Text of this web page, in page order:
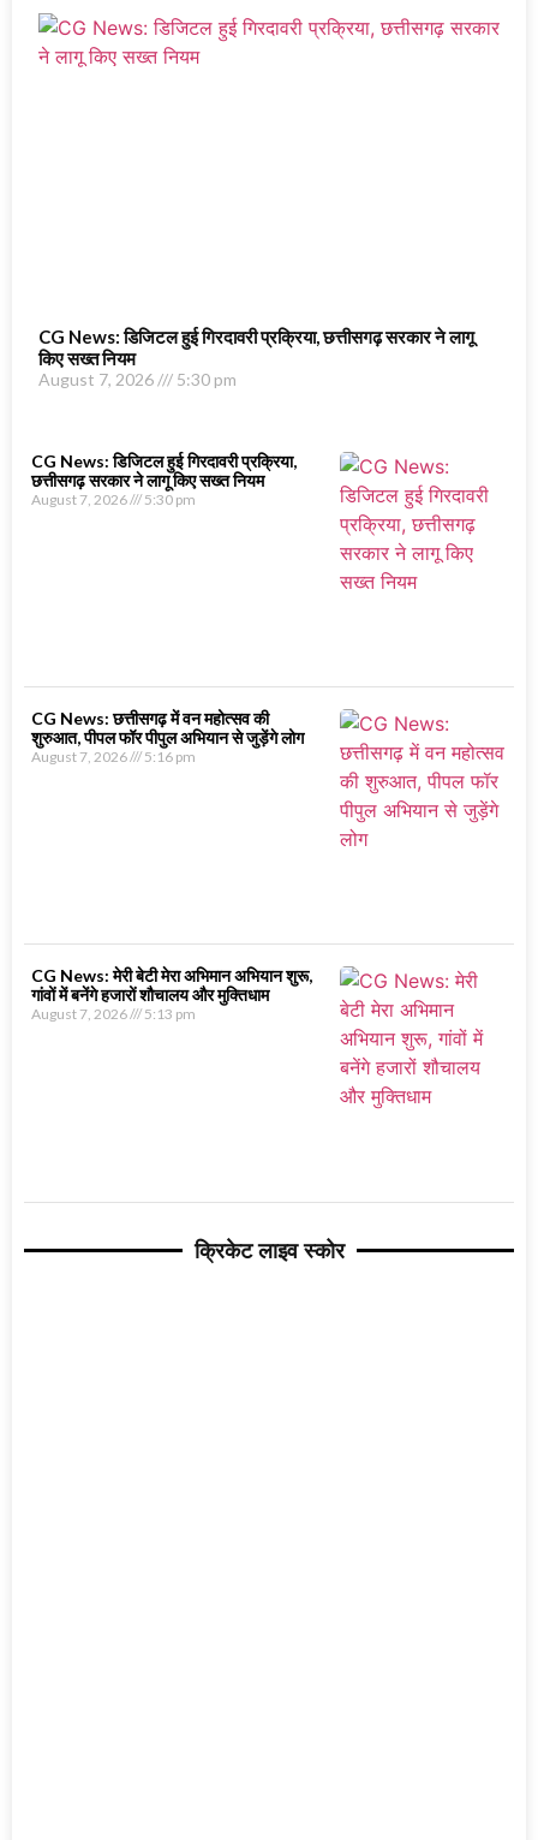
CG News: डिजिटल हुई गिरदावरी प्रक्रिया, छत्तीसगढ़ सरकार ने लागू
किए सख्त नियम
August 7, 2026 5:30 pm
CG News: डिजिटल हुई गिरदावरी प्रक्रिया,
छत्तीसगढ़ सरकार ने लागू किए सख्त नियम
August 7, 2026 5:30 pm
CG News: छत्तीसगढ़ में वन महोत्सव की
शुरुआत, पीपल फॉर पीपुल अभियान से जुड़ेंगे लोग
August 7, 2026 5:16 pm
CG News: मेरी बेटी मेरा अभिमान अभियान शुरू,
गांवों में बनेंगे हजारों शौचालय और मुक्तिधाम
August 7, 2026 5:13 pm
क्रिकेट लाइव स्कोर